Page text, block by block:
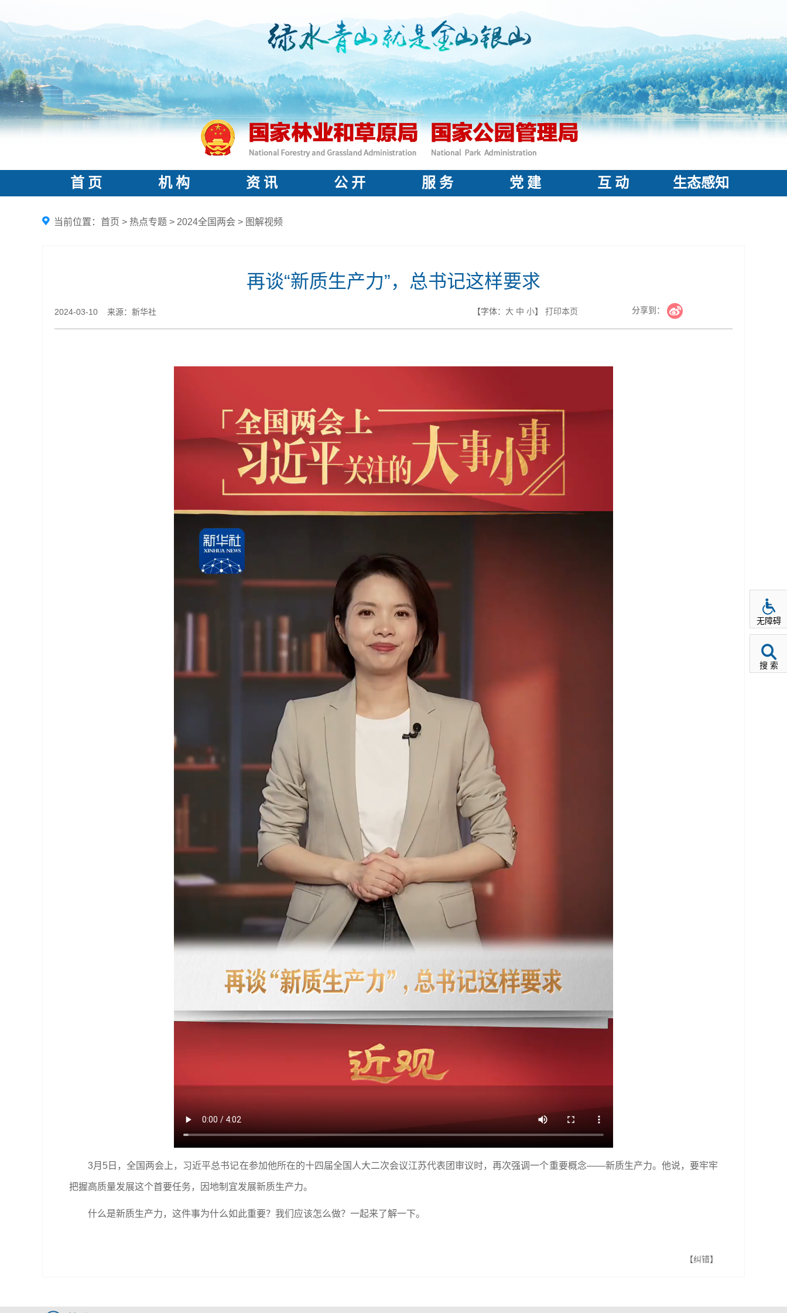
首 页 机 构 资 讯 公 开 服 务 党 建 互 动 生态感知
当前位置： 首页 > 热点专题 > 2024全国两会 > 图解视频
再谈“新质生产力”，总书记这样要求
2024-03-10 来源：新华社 【字体： 大 中 小】 打印本页 分享到：
3月5日，全国两会上，习近平总书记在参加他所在的十四届全国人大二次会议江苏代表团审议时，再次强调一个重要概念——新质生产力。他说，要牢牢
把握高质量发展这个首要任务，因地制宜发展新质生产力。
什么是新质生产力，这件事为什么如此重要？我们应该怎么做？一起来了解一下。
【纠错】
无障碍
搜 索